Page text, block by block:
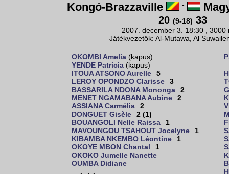
Kongó-Brazzaville -
20 (9-18) 33
2007. december 3. 18:30 , 3000
Játékvezetők: Al-Mutawa, Al
OKOMBI Amelia (kapus)
YENDE Patricia (kapus)
ITOUA ATSONO Aurelle
5
LEROY OPONDZO Clarisse
3
BASSARILA NDONA Mononga
2
MENET NGAMABANA Aubine
2
ASSIANA Carmélia
2
DONGUET Gisèle
2 (1)
BOUANGOLI Nelle Raissa
1
MAVOUNGOU TSAHOUT Jocelyne
1
KIBAMBA NKEMBO Léontine
1
OKOYE MBON Chantal
1
OKOKO Jumelle Nanette
OUMBA Didiane